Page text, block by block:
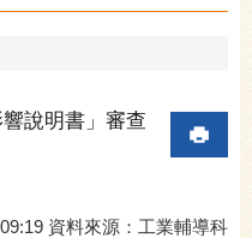
說明書」審查
資料來源：工業輔導科